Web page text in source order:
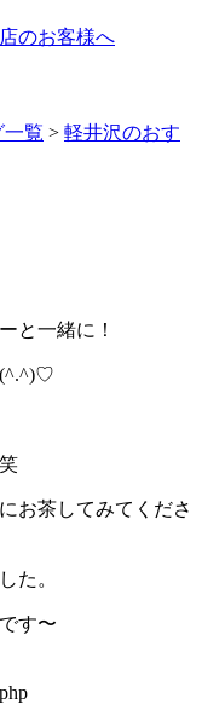
のお客様へ
一覧 > 軽井沢のおす
と一緒に！
(^.^)♡
お茶してみてくださ
た。
す〜